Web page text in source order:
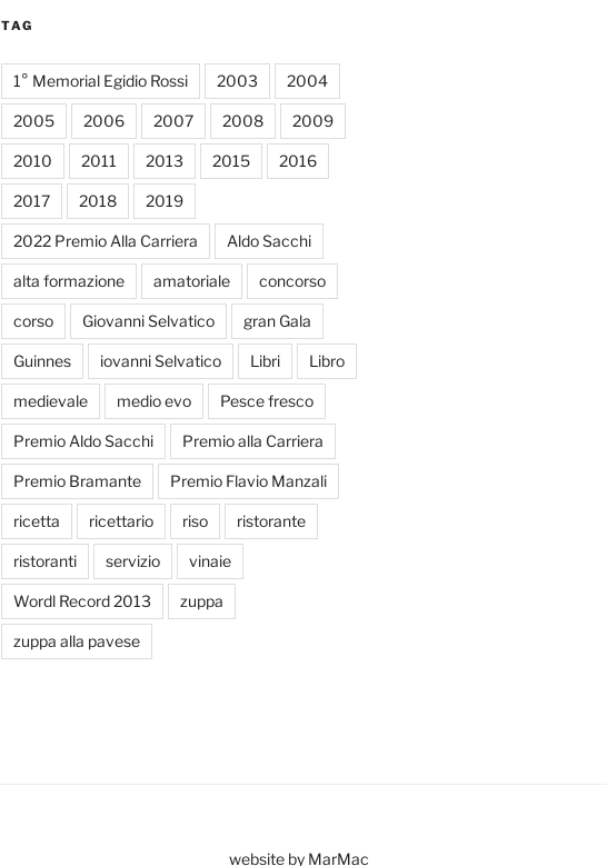
TAG
1° Memorial Egidio Rossi 2003 2004
2005 2006 2007 2008 2009
2010 2011 2013 2015 2016
2017 2018 2019
2022 Premio Alla Carriera Aldo Sacchi
alta formazione amatoriale concorso
corso Giovanni Selvatico gran Gala
Guinnes iovanni Selvatico Libri Libro
medievale medio evo Pesce fresco
Premio Aldo Sacchi Premio alla Carriera
Premio Bramante Premio Flavio Manzali
ricetta ricettario riso ristorante
ristoranti servizio vinaie
Wordl Record 2013 zuppa
zuppa alla pavese
website by MarMac